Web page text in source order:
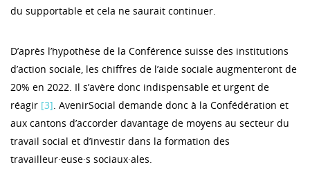
du supportable et cela ne saurait continuer.
D’après l’hypothèse de la Conférence suisse des institutions
d’action sociale, les chiffres de l’aide sociale augmenteront de
20% en 2022. Il s’avère donc indispensable et urgent de
réagir [3]. AvenirSocial demande donc à la Confédération et
aux cantons d’accorder davantage de moyens au secteur du
travail social et d’investir dans la formation des
travailleur·euse·s sociaux·ales.